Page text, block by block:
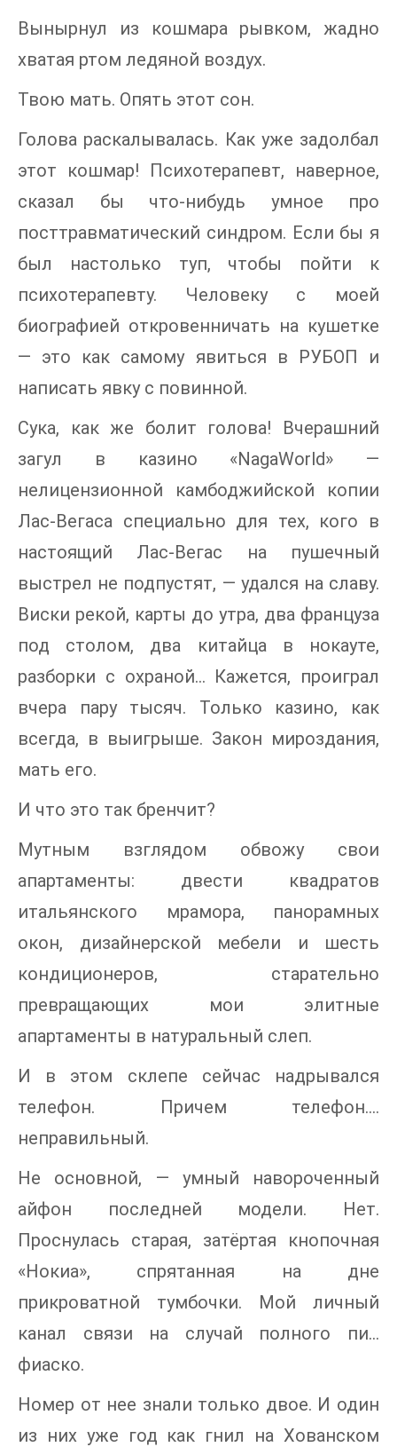
Вынырнул из кошмара рывком, жадно
хватая ртом ледяной воздух.
Твою мать. Опять этот сон.
Голова раскалывалась. Как уже задолбал
этот кошмар! Психотерапевт, наверное,
сказал бы что-нибудь умное про
посттравматический синдром. Если бы я
был настолько туп, чтобы пойти к
психотерапевту. Человеку с моей
биографией откровенничать на кушетке
— это как самому явиться в РУБОП и
написать явку с повинной.
Сука, как же болит голова! Вчерашний
загул в казино «NagaWorld» —
нелицензионной камбоджийской копии
Лас-Вегаса специально для тех, кого в
настоящий Лас-Вегас на пушечный
выстрел не подпустят, — удался на славу.
Виски рекой, карты до утра, два француза
под столом, два китайца в нокауте,
разборки с охраной… Кажется, проиграл
вчера пару тысяч. Только казино, как
всегда, в выигрыше. Закон мироздания,
мать его.
И что это так бренчит?
Мутным взглядом обвожу свои
апартаменты: двести квадратов
итальянского мрамора, панорамных
окон, дизайнерской мебели и шесть
кондиционеров, старательно
превращающих мои элитные
апартаменты в натуральный слеп.
И в этом склепе сейчас надрывался
телефон. Причем телефон….
неправильный.
Не основной, — умный навороченный
айфон последней модели. Нет.
Проснулась старая, затёртая кнопочная
«Нокиа», спрятанная на дне
прикроватной тумбочки. Мой личный
канал связи на случай полного пи…
фиаско.
Номер от нее знали только двое. И один
из них уже год как гнил на Хованском